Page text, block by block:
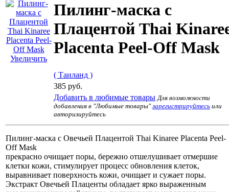
Увеличить
Пилинг-маска с
Плацентой Thai
Placenta Peel-Off Mask
( Таиланд )
385 руб.
Добавить в любимые товары Для возможности
добавления в "Любимые товары"зарегистрируйтесь или
авторизируйтесь
Пилинг-маска с Овечьей Плацентой Thai Kinaree Placenta Peel-
Off Mask
прекрасно очищает поры, бережно отшелушивает отмершие
клетки кожи, стимулирует процесс обновления клеток,
выравнивает поверхность кожи, очищает и сужает поры.
Экстракт Овечьей Плаценты обладает ярко выраженным